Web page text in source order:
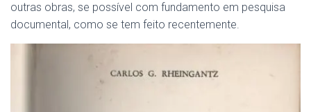
outras obras, se possível com fundamento em pesquisa
documental, como se tem feito recentemente.